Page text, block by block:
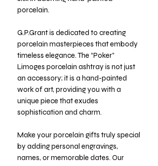
porcelain.
G.P.Grant is dedicated to creating
porcelain masterpieces that embody
timeless elegance. The “Poker”
Limoges porcelain ashtray is not just
an accessory; it is a hand-painted
work of art, providing you with a
unique piece that exudes
sophistication and charm.
Make your porcelain gifts truly special
by adding personal engravings,
names, or memorable dates. Our